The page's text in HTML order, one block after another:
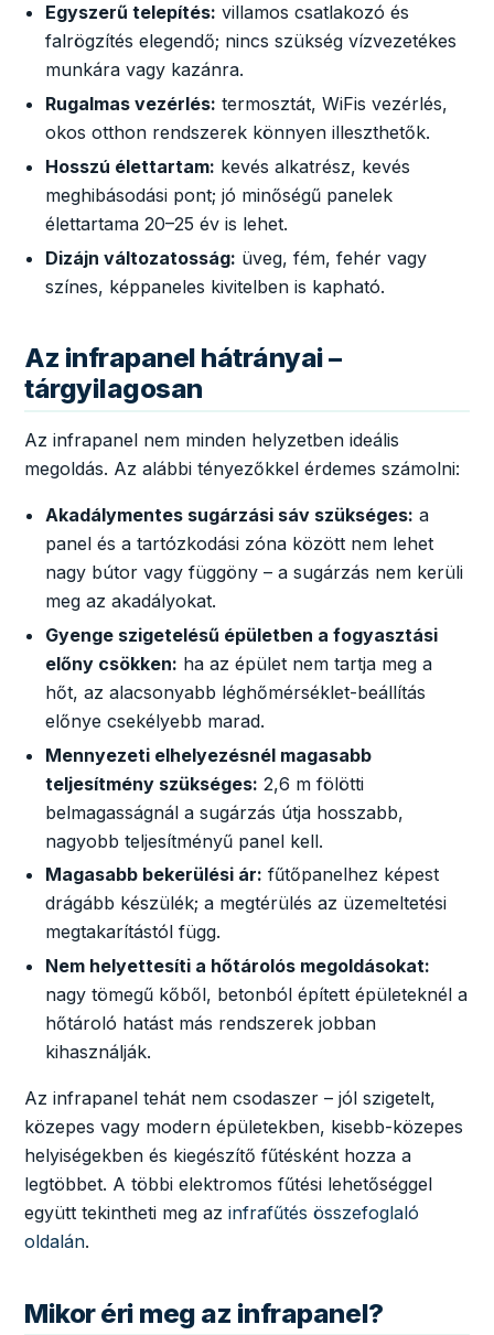
Egyszerű telepítés: villamos csatlakozó és
falrögzítés elegendő; nincs szükség vízvezetékes
munkára vagy kazánra.
Rugalmas vezérlés: termosztát, WiFis vezérlés,
okos otthon rendszerek könnyen illeszthetők.
Hosszú élettartam: kevés alkatrész, kevés
meghibásodási pont; jó minőségű panelek
élettartama 20–25 év is lehet.
Dizájn változatosság: üveg, fém, fehér vagy
színes, képpaneles kivitelben is kapható.
Az infrapanel hátrányai –
tárgyilagosan
Az infrapanel nem minden helyzetben ideális
megoldás. Az alábbi tényezőkkel érdemes számolni:
Akadálymentes sugárzási sáv szükséges: a
panel és a tartózkodási zóna között nem lehet
nagy bútor vagy függöny – a sugárzás nem kerüli
meg az akadályokat.
Gyenge szigetelésű épületben a fogyasztási
előny csökken: ha az épület nem tartja meg a
hőt, az alacsonyabb léghőmérséklet-beállítás
előnye csekélyebb marad.
Mennyezeti elhelyezésnél magasabb
teljesítmény szükséges: 2,6 m fölötti
belmagasságnál a sugárzás útja hosszabb,
nagyobb teljesítményű panel kell.
Magasabb bekerülési ár: fűtőpanelhez képest
drágább készülék; a megtérülés az üzemeltetési
megtakarítástól függ.
Nem helyettesíti a hőtárolós megoldásokat:
nagy tömegű kőből, betonból épített épületeknél a
hőtároló hatást más rendszerek jobban
kihasználják.
Az infrapanel tehát nem csodaszer – jól szigetelt,
közepes vagy modern épületekben, kisebb-közepes
helyiségekben és kiegészítő fűtésként hozza a
legtöbbet. A többi elektromos fűtési lehetőséggel
együtt tekintheti meg az infrafűtés összefoglaló
oldalán.
Mikor éri meg az infrapanel?